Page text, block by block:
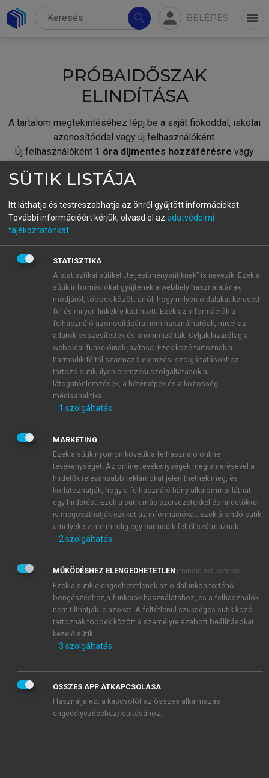
search person BELÉPÉS menu
PRÓBAIDŐSZAK
ELINDÍTÁSA
A tartalom megtekintéséhez lépj be a saját fiókoddal, iskolai
azonosítóddal vagy új felhasználóként.
Új felhasználóként 1 óra díjmentes hozzáférésre vagy
fiókoddal,vagy hozz létre új fiókot.
A regisztráció után apróbaidőszakautomatikusan
BELÉPÉS SAJÁT FIÓKKAL
ÚJ FIÓK LÉTREHOZÁSA
1 óra díjmentes hozzáférés
E-MAIL-CÍM
JELSZÓ
JELSZÓ ÚJRA
Kérek értesítést a MeRSZ újdonságairól, akcióiról.
Kérek értesítést az Akadémiai Kiadó Zrt. újdonságairól,
Adatkezelési tájékoztatóbanfoglaltakat tudomásul
veszem és elfogadom.
Általános vásárlási feltételeket, valamint a szotar.netés a
mersz.huoldalak licencszerződéseiben foglaltakat
tudomásul veszem és elfogadom.
KIPRÓBÁLOM
SÜTIK LISTÁJA
Itt láthatja és testreszabhatja az önről gyűjtött információkat.
További információért kérjük, olvasd el az adatvédelmi
tájékoztatónkat
STATISZTIKA
A statisztikai sütiket „teljesítménysütiknek” is nevezik. Ezek a
sütik információkat gyűjtenek a webhely használatának
módjáról, többek között arról, hogy milyen oldalakat keresett
fel és milyen linkekre kattintott. Ezek az információk a
felhasználó azonosítására nem használhatóak, mivel az
adatok összesítettek és anonimizáltak. Céljuk kizárólag a
weboldal funkcióinak javítása. Ezek közé tartoznak a
harmadik féltől származó elemzési szolgáltatásokhoz
tartozó sütik; ilyen elemzési szolgáltatások a
látogatóelemzések, a hőtérképek és a közösségi
médiaanalitika.
↓ 1 szolgáltatás
MARKETING
Ezek a sütik nyomon követik a felhasználó online
tevékenységét. Az online tevékenységek megismerésével a
hirdetők relevánsabb reklámokat jeleníthetnek meg, és
korlátozhatják, hogy a felhasználó hány alkalommal láthat
egy hirdetést. Ezek a sütik más szervezetekkel és hirdetőkkel
is megoszthatják ezeket az információkat. Ezek állandó sütik,
amelyek szinte mindig egy harmadik féltől származnak.
↓ 2 szolgáltatás
MŰKÖDÉSHEZ ELENGEDHETETLEN (mindig szükséges)
Ezek a sütik elengedhetetlenek az oldalunkon történő
böngészéshez,a funkciók használatához, és a felhasználók
nem tilthatják le azokat. A feltétlenül szükséges sütik közé
tartoznak többek között a személyre szabott beállításokat
kezelő sütik.
↓ 3 szolgáltatás
ÖSSZES APP ÁTKAPCSOLÁSA
Használja ezt a kapcsolót az összes alkalmazás
engedélyezéséhez/letiltásához.